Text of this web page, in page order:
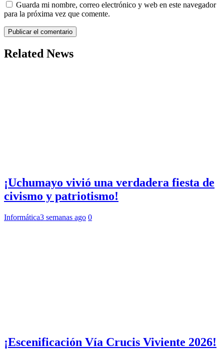
Guarda mi nombre, correo electrónico y web en este navegador
para la próxima vez que comente.
Related News
¡Uchumayo vivió una verdadera fiesta de
civismo y patriotismo!
Informática3 semanas ago 0
¡Escenificación Vía Crucis Viviente 2026!